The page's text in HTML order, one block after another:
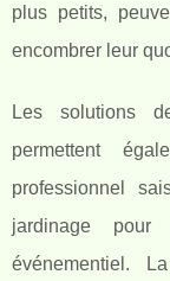
plus petits,
encombrer leur
Les solutions
permettent
professionnel
jardinage
événementiel.